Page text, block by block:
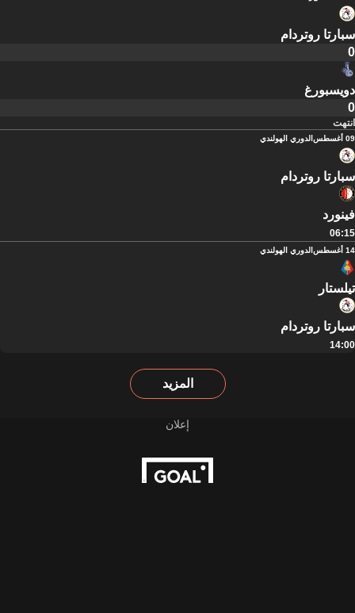
سبارتا روتردام
0
دويسبورغ
0
انتهت
09 أغسطس الدوري الهولندي
سبارتا روتردام
فينورد
06:15
14 أغسطس الدوري الهولندي
تيلستار
سبارتا روتردام
14:00
المزيد